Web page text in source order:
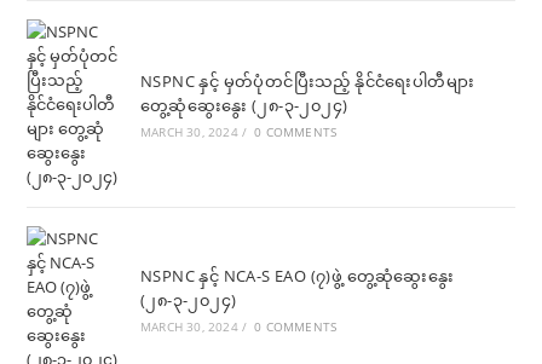
NSPNC နှင့် မှတ်ပုံတင်ပြီးသည့် နိုင်ငံရေးပါတီများ
တွေ့ဆုံဆွေးနွေး (၂၈-၃-၂၀၂၄)
MARCH 30, 2024 / 0 COMMENTS
NSPNC နှင့် NCA-S EAO (၇)ဖွဲ့ တွေ့ဆုံဆွေးနွေး
(၂၈-၃-၂၀၂၄)
MARCH 30, 2024 / 0 COMMENTS